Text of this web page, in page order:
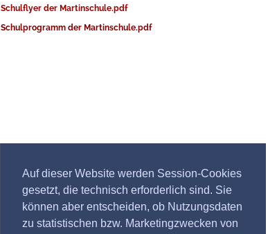
Auf dieser Website werden Session-Cookies
gesetzt, die technisch erforderlich sind. Sie
können aber entscheiden, ob Nutzungsdaten
zu statistischen bzw. Marketingzwecken von
Schulflyer der Martinschule.pdf
Schulprogramm der Martinschule.pdf